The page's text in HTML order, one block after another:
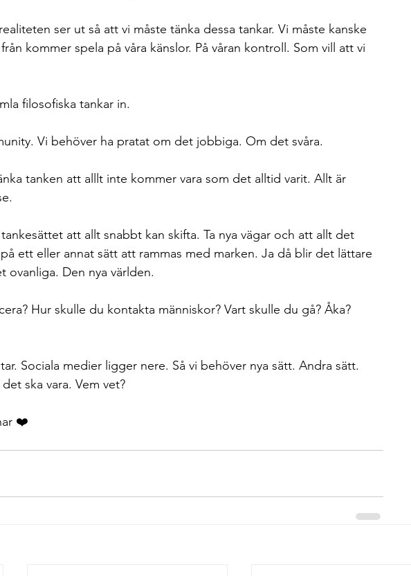
ser ut så att vi måste tänka dessa tankar. Vi måste kanske
kommer spela på våra känslor. På våran kontroll. Som vill att vi
filosofiska tankar in.
Vi behöver ha pratat om det jobbiga. Om det svåra.
tanken att alllt inte kommer vara som det alltid varit. Allt är
att allt snabbt kan skifta. Ta nya vägar och att allt det
ett eller annat sätt att rammas med marken. Ja då blir det lättare
ovanliga. Den nya världen.
Hur skulle du kontakta människor? Vart skulle du gå? Åka?
Sociala medier ligger nere. Så vi behöver nya sätt. Andra sätt.
ska vara. Vem vet?
❤️